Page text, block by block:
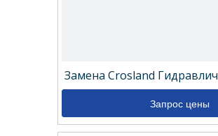
Замена Crosland
Запрос цены